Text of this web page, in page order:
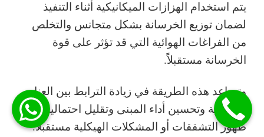
يتم استخدام الهزازات الميكانيكية أثناء التنفيذ
لضمان توزيع الخرسانة بشكل متجانس والتخلص
من الفراغات الهوائية التي قد تؤثر على قوة
الخرسانة مستقبلاً.
وتساعد هذه الطريقة في زيادة الترابط بين العناصر
الإنشائية وتحسين أداء المبنى وتقليل احتمالية
ظهور التشققات أو المشكلات الهيكلية مستقبلاً.